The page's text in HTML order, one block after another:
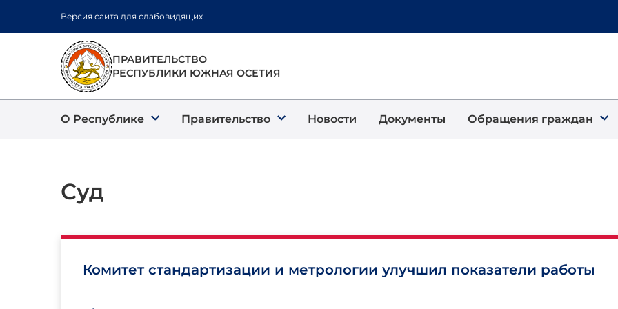
содержанию
Версия сайта для слабовидящих
ПРАВИТЕЛЬСТВО
РЕСПУБЛИКИ ЮЖНАЯ ОСЕТИЯ
О Республике Правительство Новости Документы Обращения граждан
Суд
Комитет стандартизации и метрологии улучшил показатели работы